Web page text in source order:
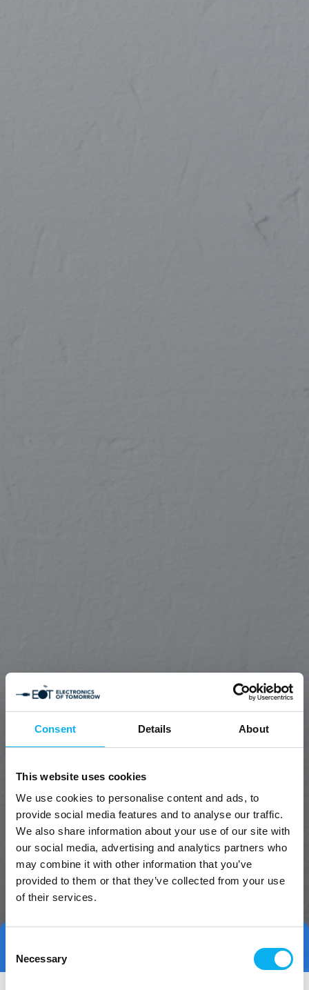
Consent Details About
This website uses cookies
We use cookies to personalise content and ads, to
provide social media features and to analyse our traffic.
We also share information about your use of our site with
our social media, advertising and analytics partners who
may combine it with other information that you’ve
provided to them or that they’ve collected from your use
of their services.
Selection
Necessary